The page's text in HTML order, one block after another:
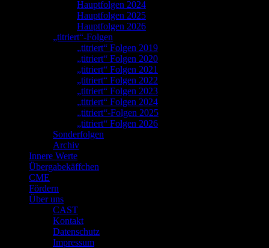
Hauptfolgen 2024
Hauptfolgen 2025
Hauptfolgen 2026
„titriert“-Folgen
„titriert“ Folgen 2019
„titriert“ Folgen 2020
„titriert“ Folgen 2021
„titriert“ Folgen 2022
„titriert“ Folgen 2023
„titriert“ Folgen 2024
„titriert“-Folgen 2025
„titriert“ Folgen 2026
Sonderfolgen
Archiv
Innere Werte
Übergabekäffchen
CME
Fördern
Über uns
CAST
Kontakt
Datenschutz
Impressum